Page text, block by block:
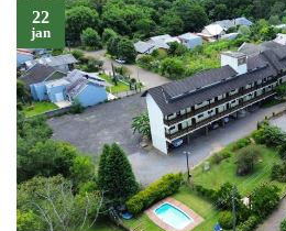
22
jan